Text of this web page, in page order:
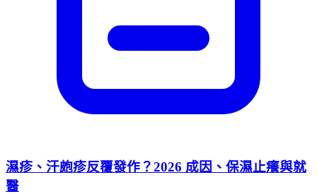
濕疹、汗皰疹反覆發作？2026 成因、保濕止癢與就
醫